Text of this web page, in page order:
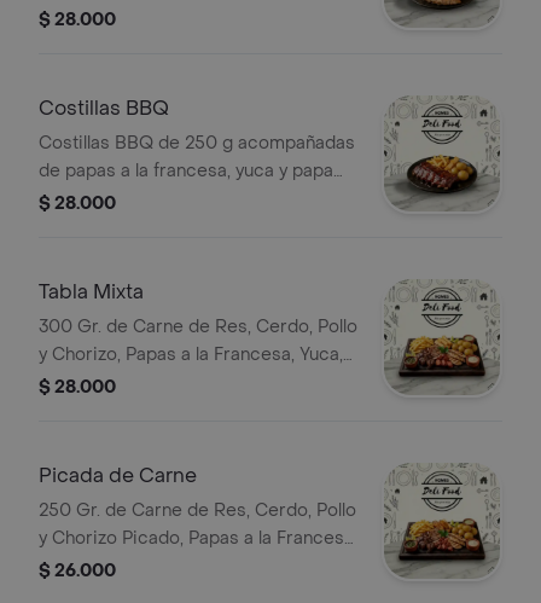
yuca y papa criolla.
$ 28.000
Costillas BBQ
Costillas BBQ de 250 g acompañadas
de papas a la francesa, yuca y papa
criolla.
$ 28.000
Tabla Mixta
300 Gr. de Carne de Res, Cerdo, Pollo
y Chorizo, Papas a la Francesa, Yuca,
Papa Criolla
$ 28.000
Picada de Carne
250 Gr. de Carne de Res, Cerdo, Pollo
y Chorizo Picado, Papas a la Francesa,
Yuca, Papa Criolla y Plátano
$ 26.000